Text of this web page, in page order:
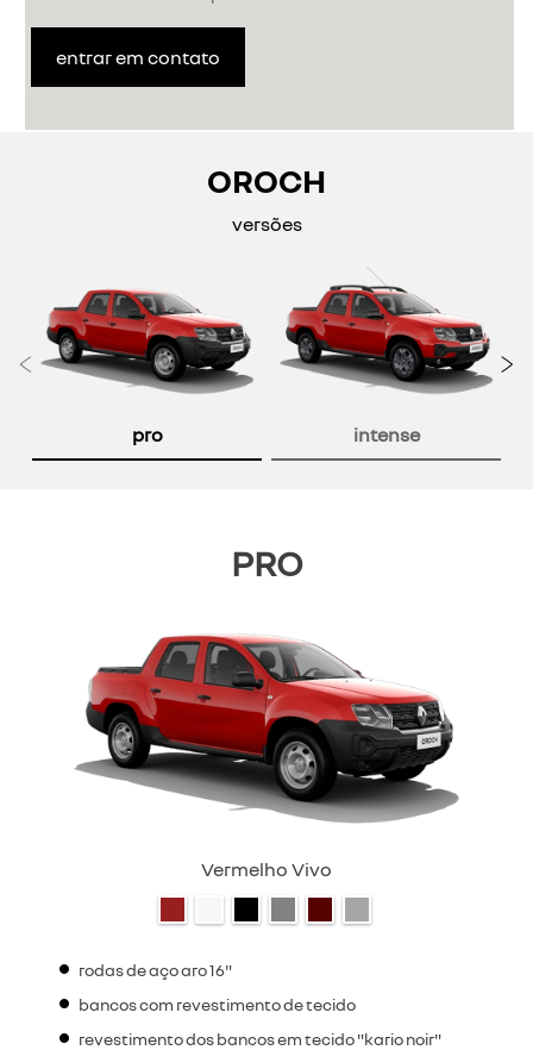
entrar em contato
OROCH
versões
pro intense
Anterior
PRO
Vermelho Vivo
rodas de aço aro 16"
bancos com revestimento de tecido
revestimento dos bancos em tecido "kario noir"